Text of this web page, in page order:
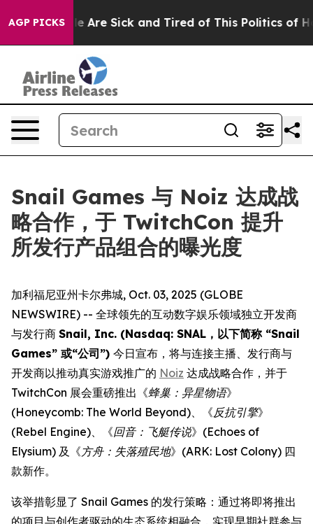
AGP PICKS
“People Are Sick and Tired of This Politics of
Snail Games 与 Noiz 达成战
略合作，于 TwitchCon 提升
所发行产品组合的曝光度
加利福尼亚州卡尔弗城, Oct. 03, 2025 (GLOBE
NEWSWIRE) -- 全球领先的互动数字娱乐领域独立开发商
与发行商 Snail, Inc. (Nasdaq: SNAL，以下简称 “Snail
Games” 或“公司”) 今日宣布，将与连接主播、发行商与
开发商以推动真实游戏推广的 Noiz 达成战略合作，并于
TwitchCon 展会重磅推出《蜂巢：异星物语》
(Honeycomb: The World Beyond)、《反抗引擎》
(Rebel Engine)、《回音：飞艇传说》(Echoes of
Elysium) 及《方舟：失落殖民地》(ARK: Lost Colony) 四
款新作。
该举措彰显了 Snail Games 的发行策略：通过将即将推出
的项目与创作者驱动的生态系统相融合，实现早期社群参与